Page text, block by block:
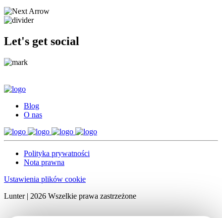
Let's get social
Blog
O nas
Polityka prywatności
Nota prawna
Ustawienia plików cookie
Lunter | 2026 Wszelkie prawa zastrzeżone